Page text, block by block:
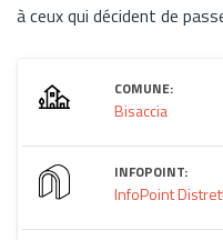
à ceux qui décident de
COMUNE:
Bisaccia
INFOPOINT:
InfoPoint